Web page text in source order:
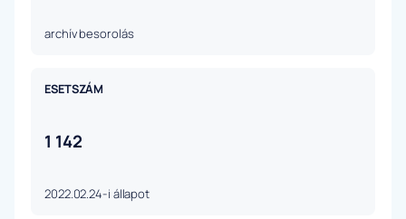
archív besorolás
ESETSZÁM
1 142
2022.02.24-i állapot